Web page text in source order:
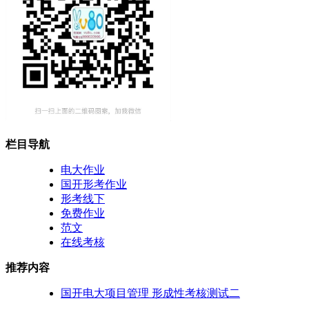
栏目导航
电大作业
国开形考作业
形考线下
免费作业
范文
在线考核
推荐内容
国开电大项目管理 形成性考核测试二